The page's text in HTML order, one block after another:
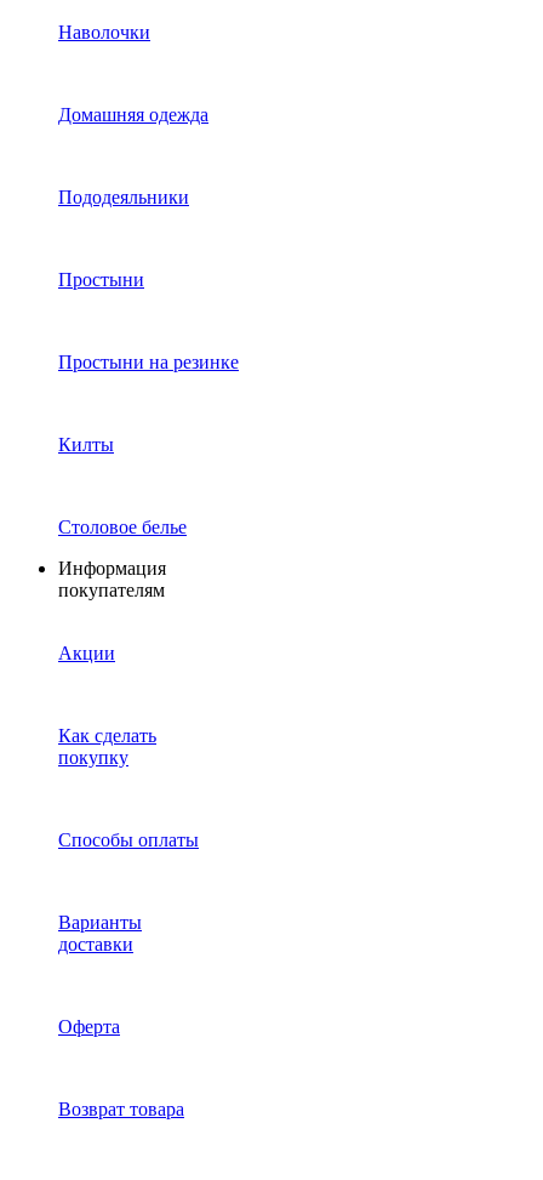
Наволочки
Домашняя одежда
Пододеяльники
Простыни
Простыни на резинке
Килты
Столовое белье
Информация
покупателям
Акции
Как сделать
покупку
Способы оплаты
Варианты
доставки
Оферта
Возврат товара